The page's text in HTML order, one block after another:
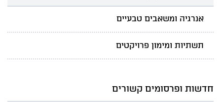
אנרגיה ומשאבים טבעיים
תשתיות ומימון פרויקטים
חדשות ופרסומים קשורים